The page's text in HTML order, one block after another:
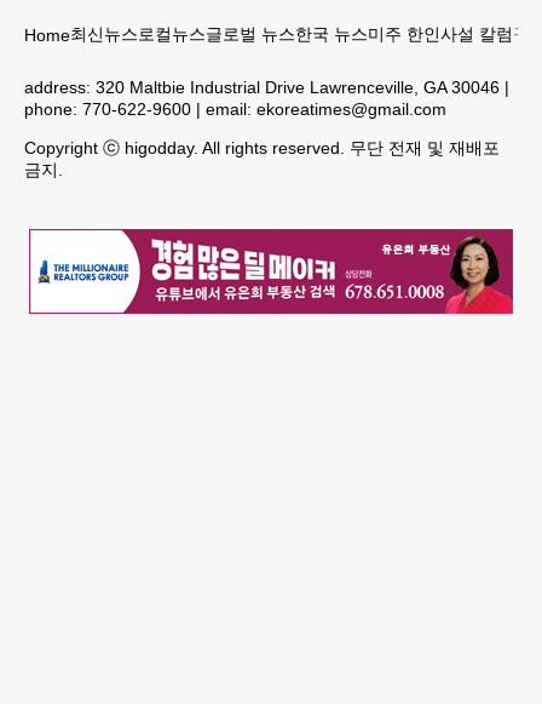
Home최신뉴스로컬뉴스글로벌 뉴스한국 뉴스미주 한인사설 칼럼구
address: 320 Maltbie Industrial Drive Lawrenceville, GA 30046 |
phone: 770-622-9600 | email: ekoreatimes@gmail.com
Copyright ⓒ higodday. All rights reserved. 무단 전재 및 재배포
금지.